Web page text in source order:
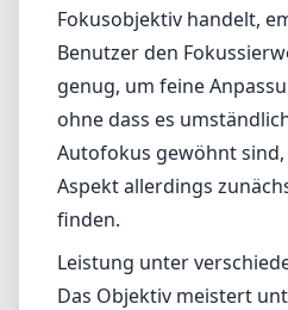
Fokusobjektiv handelt,
Benutzer den
genug, um feine
ohne dass es
Autofokus gewöhnt
Aspekt allerdings
finden.
Leistung unter
Das Objektiv meistert